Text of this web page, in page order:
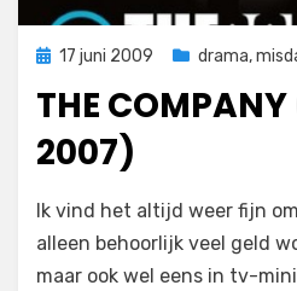
Geplaatst
17 juni 2009 drama,
THE COMPANY
2007)
door Filmofiel.nl
Laat een reactie achterop
The
(deel
Ik vind het altijd weer fijn
alleen behoorlijk veel geld
maar ook wel eens in tv-